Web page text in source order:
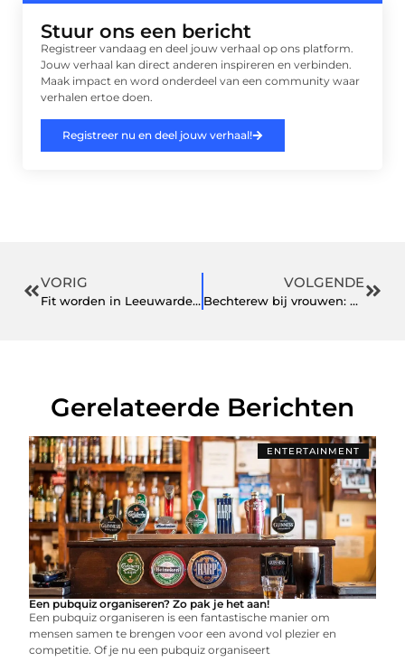
Stuur ons een bericht
Registreer vandaag en deel jouw verhaal op ons platform.
Jouw verhaal kan direct anderen inspireren en verbinden.
Maak impact en word onderdeel van een community waar
verhalen ertoe doen.
Registreer nu en deel jouw verhaal!
VORIG
Fit worden in Leeuwarden: De beste budgetvriendelijke gyms
VOLGENDE
Bechterew bij vrouwen: Wat je moet weten
Gerelateerde Berichten
ENTERTAINMENT
Een pubquiz organiseren? Zo pak je het aan!
Een pubquiz organiseren is een fantastische manier om
mensen samen te brengen voor een avond vol plezier en
competitie. Of je nu een pubquiz organiseert